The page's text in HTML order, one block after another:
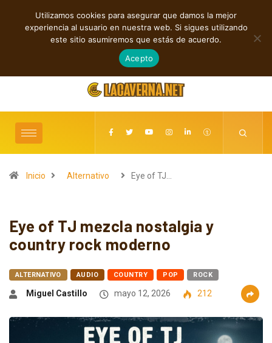
TENDENCIAS
Rock, folk e indie: cuatro estrenos independientes por descubrir
agosto 7, 2026
Inicio Alternativo Eye of TJ…
Eye of TJ mezcla nostalgia y
country rock moderno
ALTERNATIVO AUDIO COUNTRY POP ROCK
Miguel Castillo mayo 12, 2026 212
Utilizamos cookies para asegurar que damos la mejor
experiencia al usuario en nuestra web. Si sigues utilizando
este sitio asumiremos que estás de acuerdo.
Acepto